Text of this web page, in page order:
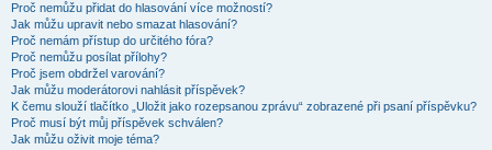
Proč nemůžu přidat do hlasování více možností?
Jak můžu upravit nebo smazat hlasování?
Proč nemám přístup do určitého fóra?
Proč nemůžu posílat přílohy?
Proč jsem obdržel varování?
Jak můžu moderátorovi nahlásit příspěvek?
K čemu slouží tlačítko „Uložit jako rozepsanou zprávu“ zobrazené při psaní příspěvku?
Proč musí být můj příspěvek schválen?
Jak můžu oživit moje téma?